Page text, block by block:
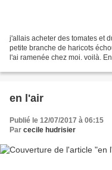
j'allais acheter des tomates et
petite branche de haricots
l'ai ramenée chez moi. voilà.
en l'air
Publié le 12/07/2017 à 06:15
Par cecile hudrisier